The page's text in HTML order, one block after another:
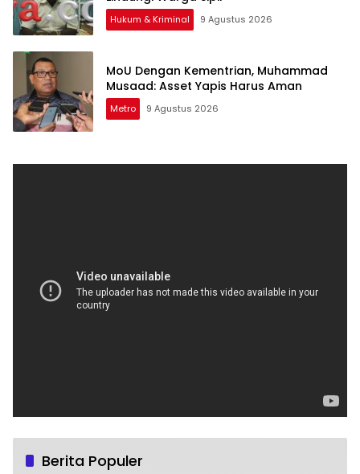
Hukum & Kriminal 9 Agustus 2026
MoU Dengan Kementrian, Muhammad
Musaad: Asset Yapis Harus Aman
Metro 9 Agustus 2026
Berita Populer